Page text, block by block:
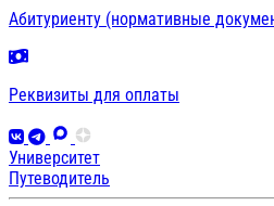
Абитуриенту (нормативные
Реквизиты для оплаты
Университет
Путеводитель